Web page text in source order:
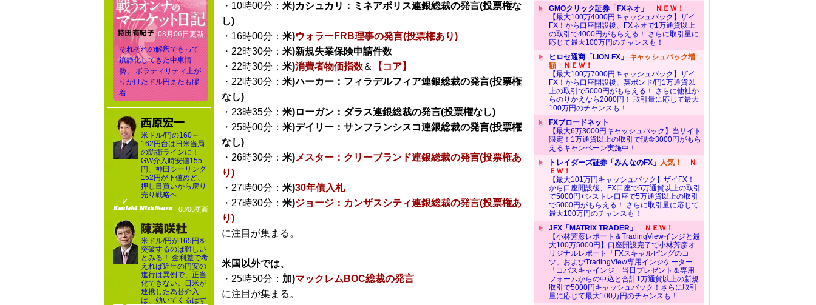
・10時00分： 米)カシュカリ：ミネアポリス連銀総裁の発言(投票権な
し)
・16時00分： 米)ウォラーFRB理事の発言(投票権あり)
・22時30分： 米)新規失業保険申請件数
・22時30分： 米)消費者物価指数＆
【コア】
・22時30分： 米)ハーカー：フィラデルフィア連銀総裁の発言(投票権
なし)
・23時35分： 米)ローガン：ダラス連銀総裁の発言(投票権なし)
・25時00分： 米)デイリー：サンフランシスコ連銀総裁の発言(投票権
なし)
・26時30分： 米)メスター：クリーブランド連銀総裁の発言(投票権あ
り)
・27時00分： 米)30年債入札
・27時30分： 米)ジョージ：カンザスシティ連銀総裁の発言(投票権あ
り)
に注目が集まる。
米国以外では、
・25時50分： 加)マックレムBOC総裁の発言
に注目が集まる。
GMOクリック証券「FXネオ」
ＮＥＷ！
【最大100万4000円キャッシュバック】ザイ
FX！から口座開設後、FXネオで1万通貨以上
の取引で4000円がもらえる！ さらに取引量に
応じて最大100万円のチャンスも！
ヒロセ通商「LION FX」 キャッシュバック増
額ＮＥＷ！
【最大100万7000円キャッシュバック】ザイ
FX！から口座開設後、英ポンド/円1万通貨以
上の取引で5000円がもらえる！ さらに他社か
らのりかえなら2000円！ 取引量に応じて最大
100万円のチャンスも！
FXブロードネット
【最大6万3000円キャッシュバック】当サイト
限定！1万通貨以上の取引で現金3000円がもら
えるキャンペーン実施中！
トレイダーズ証券「みんなのFX」 人気！
Ｎ
ＥＷ！
【最大101万円キャッシュバック】ザイFX！
から口座開設後、FX口座で5万通貨以上の取引
で5000円+シストレ口座で5万通貨以上の取引
で5000円がもらえる！ さらに取引量に応じて
最大100万円のチャンスも！
JFX「MATRIX TRADER」
ＮＥＷ！
【小林芳彦レポート＆TradingViewインジと最
大100万5000円】口座開設完了で小林芳彦オ
リジナルレポート「FXスキャルピングのコ
ツ」およびTradingView専用インジケーター
「コバスキャインジ」当日プレゼント＆専用
フォームからの申込と合計1万通貨以上の新規
取引で5000円キャッシュバック！さらに取引
量に応じて最大100万円のチャンスも！
08月06日更新
それぞれの解釈でもって
鎮静化してきた中東情
勢、 ボラティリティ上が
りかけたドル円またも膠
着
米ドル/円の160～
162円台は日米当局
の防衛ラインに！
GW介入時安値155
円、神田シーリング
152円が下値めど、
押し目買いから戻り
売り戦略へ
08/06更新
米ドル/円が165円を
突破するのは難しい
とみる！ 金利差で考
えれば近年の円安の
進行は異例で、正当
化できない。日米が
連携した為替介入
は、効いてくるはず